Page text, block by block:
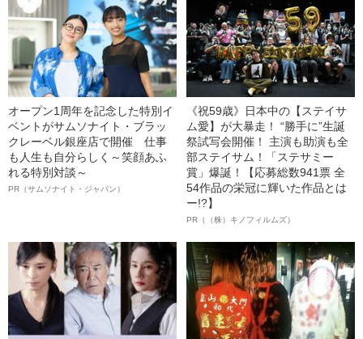
オープン1周年を記念した特別イ
ベントがサムソナイト・ブラッ
クレーベル銀座店で開催 仕事
も人生も自分らしく～笑顔あふ
れる特別対談～
PR（サムソナイト・ジャパン）
《祝59歳》日本中の【ステイサ
ム愛】が大暴走！ “勝手に”生誕
祭試写会開催！ 主演も助演も全
部ステイサム！「ステサミー
賞」爆誕！【応募総数941票 全
54作品の栄冠に輝いた作品とは
ー!?】
PR（（株）キノフィルムズ）